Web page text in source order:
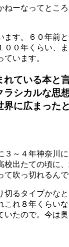
ーなってとこ
ます。６０年前
００年くらい、
います。
ている本
シカルな思
に広まった
３ ～４年神奈川
出たての頃に
て吹っ切れるん
るタイプかな
れ８年くらい
たので。今は